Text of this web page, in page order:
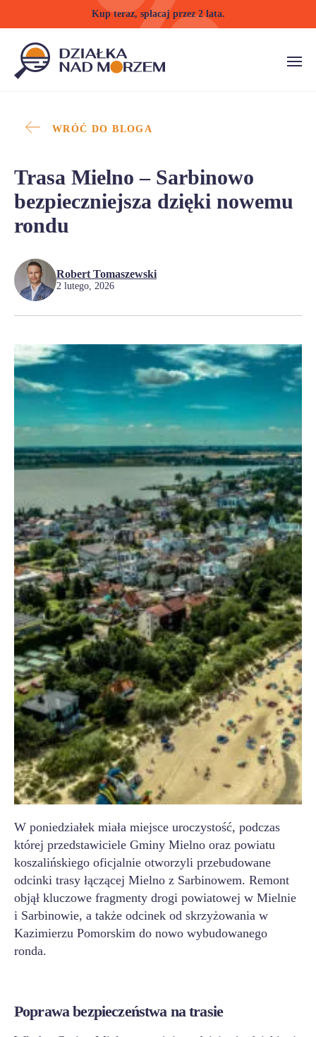
Kup teraz, spłacaj przez 2 lata.
WRÓĆ DO BLOGA
Trasa Mielno – Sarbinowo
bezpieczniejsza dzięki nowemu
rondu
Robert Tomaszewski
2 lutego, 2026
W poniedziałek miała miejsce uroczystość, podczas
której przedstawiciele Gminy Mielno oraz powiatu
koszalińskiego oficjalnie otworzyli przebudowane
odcinki trasy łączącej Mielno z Sarbinowem. Remont
objął kluczowe fragmenty drogi powiatowej w Mielnie
i Sarbinowie, a także odcinek od skrzyżowania w
Kazimierzu Pomorskim do nowo wybudowanego
ronda.
Poprawa bezpieczeństwa na trasie